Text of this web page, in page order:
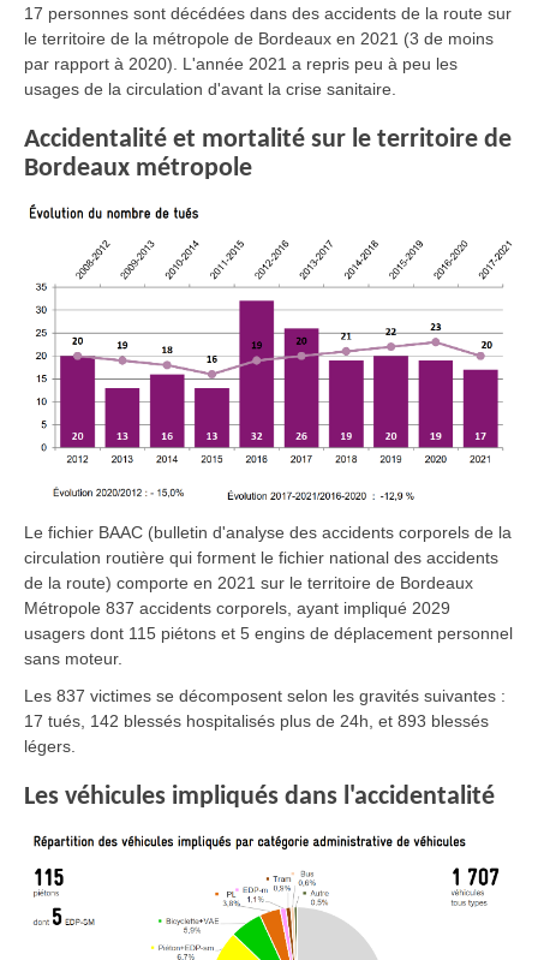
17 personnes sont décédées dans des accidents de la route sur
le territoire de la métropole de Bordeaux en 2021 (3 de moins
par rapport à 2020). L'année 2021 a repris peu à peu les
usages de la circulation d'avant la crise sanitaire.
Accidentalité et mortalité sur le territoire de
Bordeaux métropole
Le fichier BAAC (bulletin d'analyse des accidents corporels de la
circulation routière qui forment le fichier national des accidents
de la route) comporte en 2021 sur le territoire de Bordeaux
Métropole 837 accidents corporels, ayant impliqué 2029
usagers dont 115 piétons et 5 engins de déplacement personnel
sans moteur.
Les 837 victimes se décomposent selon les gravités suivantes :
17 tués, 142 blessés hospitalisés plus de 24h, et 893 blessés
légers.
Les véhicules impliqués dans l'accidentalité